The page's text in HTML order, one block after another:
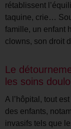
rétablissent
taquine, crie…
famille, un enfant
clowns, son droit
Le
les soins
A l’hôpital, tout
des enfants,
invasifs tels que